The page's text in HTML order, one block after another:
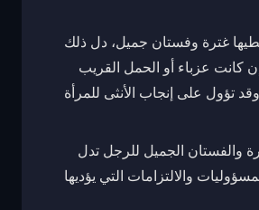
غترة وفستان جميل، دل ذلك
كانت عزباء أو الحمل القريب
تؤول على إنجاب الأنثى للمرأة
والفستان الجميل للرجل تدل
والالتزامات التي يؤديها